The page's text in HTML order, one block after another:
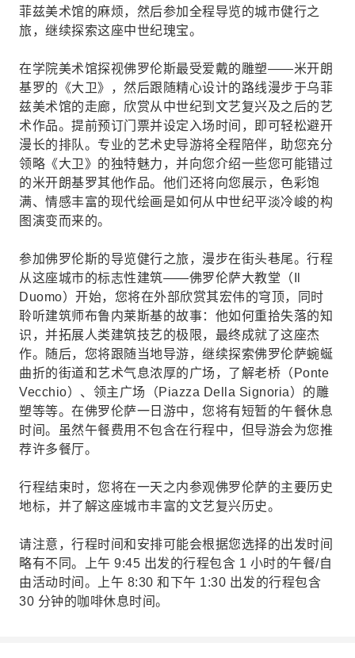
菲兹美术馆的麻烦，然后参加全程导览的城市健行之
旅，继续探索这座中世纪瑰宝。
在学院美术馆探视佛罗伦斯最受爱戴的雕塑——米开朗
基罗的《大卫》，然后跟随精心设计的路线漫步于乌菲
兹美术馆的走廊，欣赏从中世纪到文艺复兴及之后的艺
术作品。提前预订门票并设定入场时间，即可轻松避开
漫长的排队。专业的艺术史导游将全程陪伴，助您充分
领略《大卫》的独特魅力，并向您介绍一些您可能错过
的米开朗基罗其他作品。他们还将向您展示，色彩饱
满、情感丰富的现代绘画是如何从中世纪平淡冷峻的构
图演变而来的。
参加佛罗伦斯的导览健行之旅，漫步在街头巷尾。行程
从这座城市的标志性建筑——佛罗伦萨大教堂（Il
Duomo）开始，您将在外部欣赏其宏伟的穹顶，同时
聆听建筑师布鲁内莱斯基的故事：他如何重拾失落的知
识，并拓展人类建筑技艺的极限，最终成就了这座杰
作。随后，您将跟随当地导游，继续探索佛罗伦萨蜿蜒
曲折的街道和艺术气息浓厚的广场，了解老桥（Ponte
Vecchio）、领主广场（Piazza Della Signoria）的雕
塑等等。在佛罗伦萨一日游中，您将有短暂的午餐休息
时间。虽然午餐费用不包含在行程中，但导游会为您推
荐许多餐厅。
行程结束时，您将在一天之内参观佛罗伦萨的主要历史
地标，并了解这座城市丰富的文艺复兴历史。
请注意，行程时间和安排可能会根据您选择的出发时间
略有不同。上午 9:45 出发的行程包含 1 小时的午餐/自
由活动时间。上午 8:30 和下午 1:30 出发的行程包含
30 分钟的咖啡休息时间。